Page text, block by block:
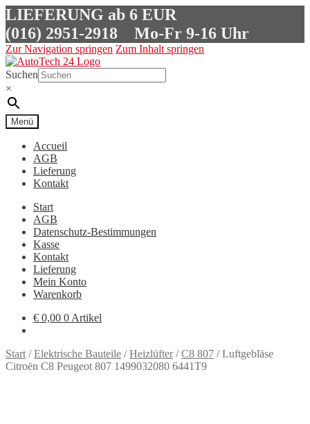
LIEFERUNG ab 6 EUR
(016) 2951-2918 Mo-Fr 9-16 Uhr
Zur Navigation springen Zum Inhalt springen
Suchen
×
Menü
Accueil
AGB
Lieferung
Kontakt
Start
AGB
Datenschutz-Bestimmungen
Kasse
Kontakt
Lieferung
Mein Konto
Warenkorb
€ 0,00 0 Artikel
Start /Elektrische Bauteile /Heizlüfter/C8 807 /Luftgebläse
Citroën C8 Peugeot 807 1499032080 6441T9